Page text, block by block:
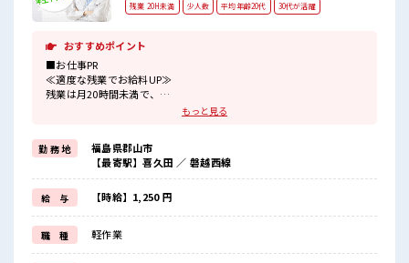
残業 20H未満 少人数 平均年齢20代 30代が活躍
おすすめポイント
■お仕事PR
≪適度な残業でお給料UP≫
残業は月20時間未満で、
制服があるので、
毎日の服装の悩み解消♪
≪未経験でも活躍できる≫
新しいことにチャレンジするのは不安だけど、
しっかり働く環境が整っています！
イチからスキルUP・ステップUP目指していきましょう！
≪自分に向いている仕事が探せる≫
困った事などがあれば、
担当がしっかりサポートします！
もっと見る
勤 務 地
福島県郡山市
【最寄駅】喜久田 ／ 磐越西線
給 与 【時給】1,250 円
職 種 軽作業